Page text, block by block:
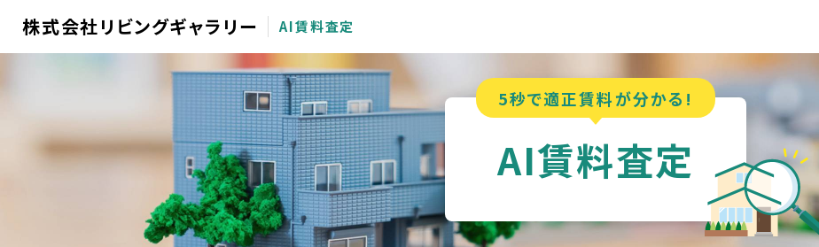
AI賃料査定
株式会社リビングギャラリー
5秒で適正賃料が分かる!
AI賃料査定